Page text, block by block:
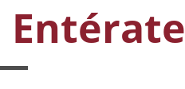
Entérate